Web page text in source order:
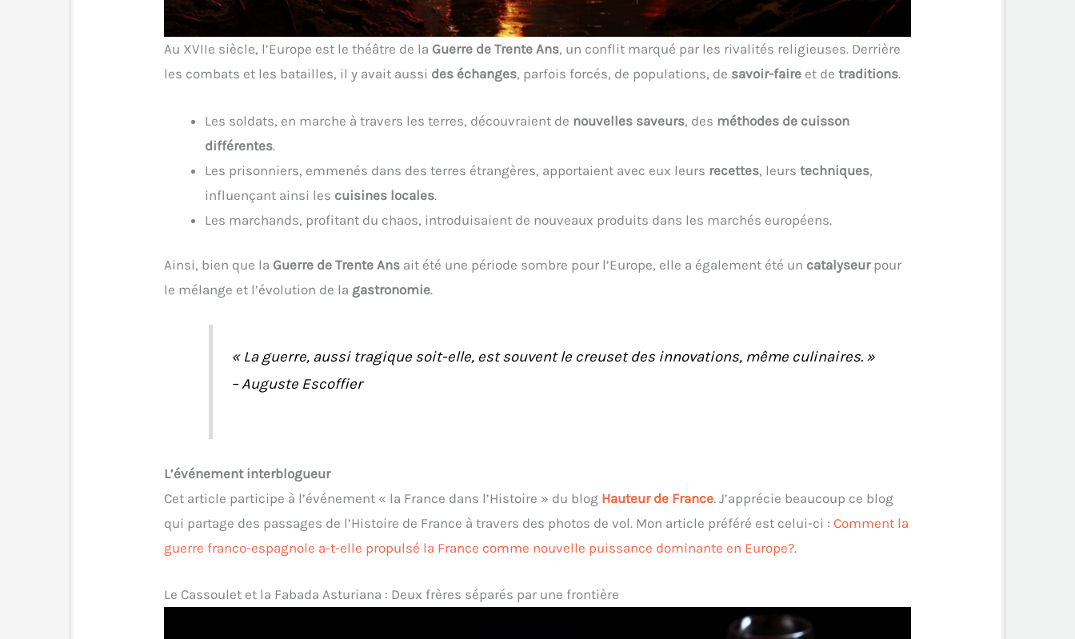
Au XVIIe siècle, l’Europe est le théâtre de la Guerre de Trente Ans, un conflit marqué par les rivalités religieuses. Derrière
les combats et les batailles, il y avait aussi des échanges, parfois forcés, de populations, de savoir-faire et detraditions.
Les soldats, en marche à travers les terres, découvraient de nouvelles saveurs, des méthodes de cuisson
différentes.
Les prisonniers, emmenés dans des terres étrangères, apportaient avec eux leurs recettes, leurstechniques,
influençant ainsi les cuisines locales.
Les marchands, profitant du chaos, introduisaient de nouveaux produits dans les marchés européens.
Ainsi, bien que la Guerre de Trente Ans ait été une période sombre pour l’Europe, elle a également été un catalyseurpour
le mélange et l’évolution de la gastronomie.
« La guerre, aussi tragique soit-elle, est souvent le creuset des innovations, même culinaires.»
– Auguste Escoffier
L’événement interblogueur
Cet article participe à l’événement « la France dans l’Histoire » du blog Hauteur de France. J’apprécie beaucoup ce blog
qui partage des passages de l’Histoire de France à travers des photos de vol. Mon article préféré est celui-ci : Comment la
guerre franco-espagnole a-t-elle propulsé la France comme nouvelle puissance dominante en Europe?.
Le Cassoulet et la Fabada Asturiana : Deux frères séparés par une frontière